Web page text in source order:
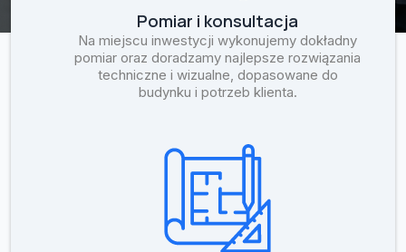
Pomiar i konsultacja
Na miejscu inwestycji wykonujemy dokładny
pomiar oraz doradzamy najlepsze rozwiązania
techniczne i wizualne, dopasowane do
budynku i potrzeb klienta.